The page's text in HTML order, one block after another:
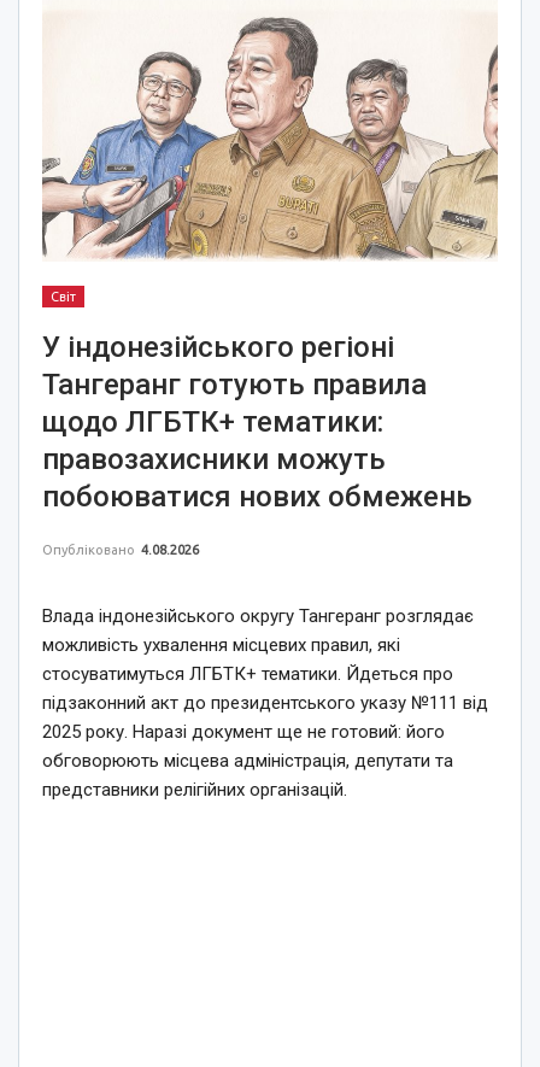
Світ
У індонезійського регіоні
Тангеранг готують правила
щодо ЛГБТК+ тематики:
правозахисники можуть
побоюватися нових обмежень
Опубліковано 4.08.2026
Влада індонезійського округу Тангеранг розглядає
можливість ухвалення місцевих правил, які
стосуватимуться ЛГБТК+ тематики. Йдеться про
підзаконний акт до президентського указу №111 від
2025 року. Наразі документ ще не готовий: його
обговорюють місцева адміністрація, депутати та
представники релігійних організацій.